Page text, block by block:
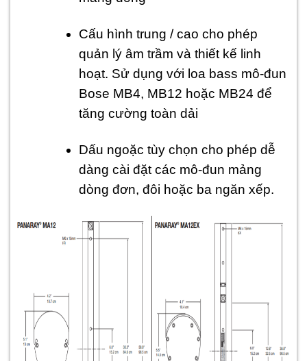
Cấu hình trung / cao cho phép
quản lý âm trầm và thiết kế linh
hoạt. Sử dụng với loa bass mô-đun
Bose MB4, MB12 hoặc MB24 để
tăng cường toàn dải
Dấu ngoặc tùy chọn cho phép dễ
dàng cài đặt các mô-đun mảng
dòng đơn, đôi hoặc ba ngăn xếp.